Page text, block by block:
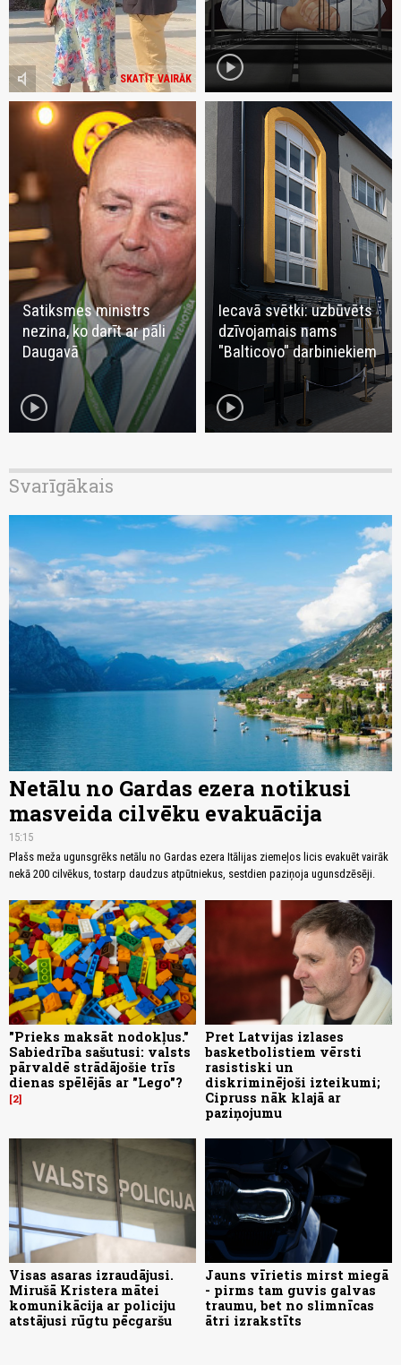
SKATĪT VAIRĀK
volume_mute play_circle
Satiksmes ministrs
nezina, ko darīt ar pāli
Daugavā
play_circle
Iecavā svētki: uzbūvēts
dzīvojamais nams
"Balticovo" darbiniekiem
play_circle
Svarīgākais
Netālu no Gardas ezera notikusi
masveida cilvēku evakuācija
15:15
Plašs meža ugunsgrēks netālu no Gardas ezera Itālijas ziemeļos licis evakuēt vairāk
nekā 200 cilvēkus, tostarp daudzus atpūtniekus, sestdien paziņoja ugunsdzēsēji.
"Prieks maksāt nodokļus."
Sabiedrība sašutusi: valsts
pārvaldē strādājošie trīs
dienas spēlējās ar "Lego"?
2
Pret Latvijas izlases
basketbolistiem vērsti
rasistiski un
diskriminējoši izteikumi;
Cipruss nāk klajā ar
paziņojumu
Visas asaras izraudājusi.
Mirušā Kristera mātei
komunikācija ar policiju
atstājusi rūgtu pēcgaršu
Jauns vīrietis mirst miegā
- pirms tam guvis galvas
traumu, bet no slimnīcas
ātri izrakstīts